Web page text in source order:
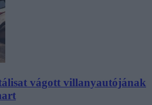
vágott villanyautójának